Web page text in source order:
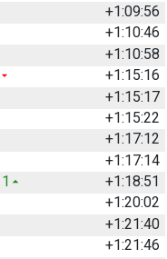
+1:09:56
+1:10:46
+1:10:58
+1:15:16
+1:15:17
+1:15:22
+1:17:12
+1:17:14
1
+1:18:51
+1:20:02
+1:21:40
+1:21:46